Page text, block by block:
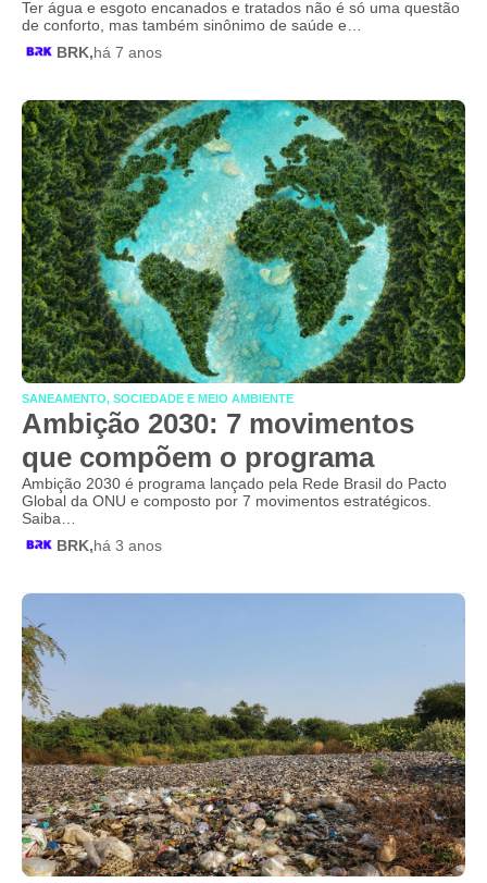
Ter água e esgoto encanados e tratados não é só uma questão
de conforto, mas também sinônimo de saúde e…
BRK,há 7 anos
SANEAMENTO, SOCIEDADE E MEIO AMBIENTE
Ambição 2030: 7 movimentos
que compõem o programa
Ambição 2030 é programa lançado pela Rede Brasil do Pacto
Global da ONU e composto por 7 movimentos estratégicos.
Saiba…
BRK,há 3 anos